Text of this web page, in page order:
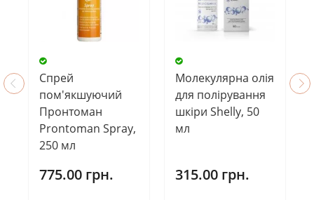
Спрей
пом'якшуючий
Пронтоман
Prontoman Spray,
250 мл
775.00 грн.
Молекулярна олія
для полірування
шкіри Shelly, 50
мл
315.00 грн.